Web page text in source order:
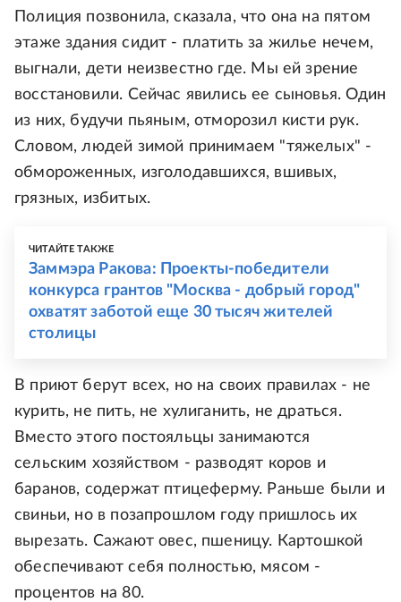
Полиция позвонила, сказала, что она на пятом
этаже здания сидит - платить за жилье нечем,
выгнали, дети неизвестно где. Мы ей зрение
восстановили. Сейчас явились ее сыновья. Один
из них, будучи пьяным, отморозил кисти рук.
Словом, людей зимой принимаем "тяжелых" -
обмороженных, изголодавшихся, вшивых,
грязных, избитых.
ЧИТАЙТЕ ТАКЖЕ
Заммэра Ракова: Проекты-победители
конкурса грантов "Москва - добрый город"
охватят заботой еще 30 тысяч жителей
столицы
В приют берут всех, но на своих правилах - не
курить, не пить, не хулиганить, не драться.
Вместо этого постояльцы занимаются
сельским хозяйством - разводят коров и
баранов, содержат птицеферму. Раньше были и
свиньи, но в позапрошлом году пришлось их
вырезать. Сажают овес, пшеницу. Картошкой
обеспечивают себя полностью, мясом -
процентов на 80.